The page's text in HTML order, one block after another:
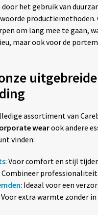
het gebruik van
productiemethoden.
om lang mee te gaan,
maar ook voor de
assortiment van
wearook andere
vinden:
: Voor comfort en stijl
Combineer
: Ideaal voor een
Voor extra warmte zonder